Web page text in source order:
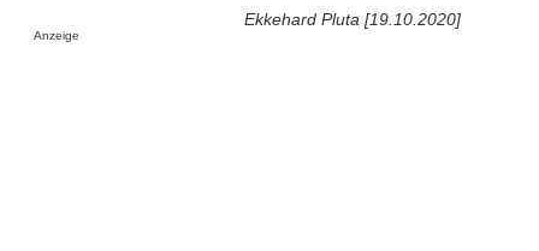
Ekkehard Pluta [19.10.2020]
Anzeige